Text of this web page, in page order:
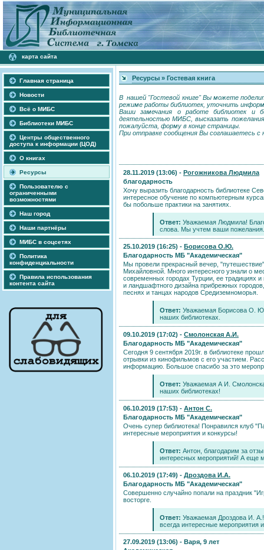
карта сайта
Главная страница
Новости
Всё о МИБС
Библиотеки МИБС
Центры общественного
доступа к информации (ЦОД)
О книгах
Ресурсы
Пользователю с
ограниченными
возможностями
Наш город
Наши партнёры
МИБС в соцсетях
Политика
конфиденциальности
Правила использования
контента сайта
Ресурсы » Гостевая книга
В нашей "Гостевой книге" Вы можете
режиме работы библиотек, уточнить
Ваши замечания о работе библиотек и
деятельностью МИБС, высказать
пожалуйста, форму в конце страницы.
При отправке сообщения Вы соглашаетесь с
28.11.2019 (13:06) - Рогожникова Людмила
благодарность
Хочу выразить благодарность библиотеке
интересное обучение по компьютерным
бы побольше практики на занятиях.
Ответ: Уважаемая Людмила!
слова. Мы учтем ваши
25.10.2019 (16:25) - Борисова О.Ю.
Благодарность МБ "Академическая"
Мы провели прекрасный вечер,
Михайловной. Много интересного узнали о
современных городах Турции, ее традициях
и ландшафтного дизайна прибрежных
песнях и танцах народов Средиземноморья.
Ответ: Уважаемая Борисова О.
наших библиотеках.
09.10.2019 (17:02) - Смолонская А.И.
Благодарность МБ "Академическая"
Сегодня 9 сентября 2019г. в библиотеке
отрывки из кинофильмов с его участием.
информацию. Большое спасибо за это
Ответ: Уважаемая А И.
наших библиотеках!
06.10.2019 (17:53) - Антон С.
Благодарность МБ "Академическая"
Очень супер библиотека! Понравился клуб
интересные мероприятия и конкурсы!
Ответ: Антон, благодарим за
интересных мероприятий! А еще
06.10.2019 (17:49) - Дроздова И.А.
Благодарность МБ "Академическая"
Совершенно случайно попали на праздник
восторге.
Ответ: Уважаемая Дроздова И.
всегда интересные мероприятия
27.09.2019 (13:06) - Варя, 9 лет